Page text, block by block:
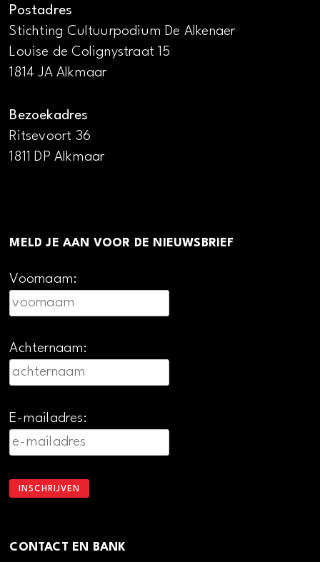
Postadres
Stichting Cultuurpodium De Alkenaer
Louise de Colignystraat 15
1814 JA Alkmaar
Bezoekadres
Ritsevoort 36
1811 DP Alkmaar
MELD JE AAN VOOR DE NIEUWSBRIEF
Voornaam:
Achternaam:
E-mailadres:
CONTACT EN BANK